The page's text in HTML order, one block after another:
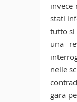
invece
stati
tutto si
una
nelle
gara